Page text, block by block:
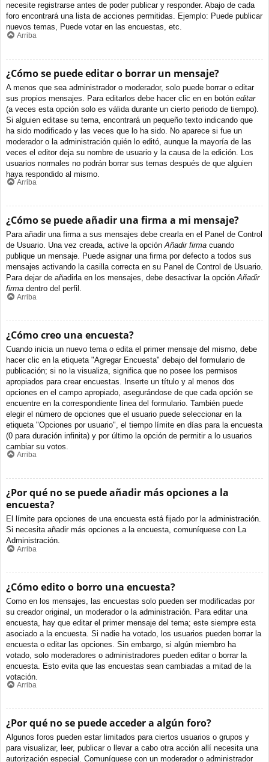
necesite registrarse antes de poder publicar y responder. Abajo de cada
foro encontrará una lista de acciones permitidas. Ejemplo: Puede publicar
nuevos temas, Puede votar en las encuestas, etc.
Arriba
¿Cómo se puede editar o borrar un mensaje?
A menos que sea administrador o moderador, solo puede borrar o editar
sus propios mensajes. Para editarlos debe hacer clic en en botón editar
(a veces esta opción solo es válida durante un cierto periodo de tiempo).
Si alguien editase su tema, encontrará un pequeño texto indicando que
ha sido modificado y las veces que lo ha sido. No aparece si fue un
moderador o la administración quién lo editó, aunque la mayoría de las
veces el editor deja su nombre de usuario y la causa de la edición. Los
usuarios normales no podrán borrar sus temas después de que alguien
haya respondido al mismo.
Arriba
¿Cómo se puede añadir una firma a mi mensaje?
Para añadir una firma a sus mensajes debe crearla en el Panel de Control
de Usuario. Una vez creada, active la opciónAñadir firma cuando
publique un mensaje. Puede asignar una firma por defecto a todos sus
mensajes activando la casilla correcta en su Panel de Control de Usuario.
Para dejar de añadirla en los mensajes, debe desactivar la opciónAñadir
firma dentro del perfil.
Arriba
¿Cómo creo una encuesta?
Cuando inicia un nuevo tema o edita el primer mensaje del mismo, debe
hacer clic en la etiqueta "Agregar Encuesta" debajo del formulario de
publicación; si no la visualiza, significa que no posee los permisos
apropiados para crear encuestas. Inserte un título y al menos dos
opciones en el campo apropiado, asegurándose de que cada opción se
encuentre en la correspondiente línea del formulario. También puede
elegir el número de opciones que el usuario puede seleccionar en la
etiqueta "Opciones por usuario", el tiempo límite en días para la encuesta
(0 para duración infinita) y por último la opción de permitir a lo usuarios
cambiar su votos.
Arriba
¿Por qué no se puede añadir más opciones a la
encuesta?
El límite para opciones de una encuesta está fijado por la administración.
Si necesita añadir más opciones a la encuesta, comuníquese con La
Administración.
Arriba
¿Cómo edito o borro una encuesta?
Como en los mensajes, las encuestas solo pueden ser modificadas por
su creador original, un moderador o la administración. Para editar una
encuesta, hay que editar el primer mensaje del tema; este siempre esta
asociado a la encuesta. Si nadie ha votado, los usuarios pueden borrar la
encuesta o editar las opciones. Sin embargo, si algún miembro ha
votado, solo moderadores o administradores pueden editar o borrar la
encuesta. Esto evita que las encuestas sean cambiadas a mitad de la
votación.
Arriba
¿Por qué no se puede acceder a algún foro?
Algunos foros pueden estar limitados para ciertos usuarios o grupos y
para visualizar, leer, publicar o llevar a cabo otra acción allí necesita una
autorización especial. Comuníquese con un moderador o administrador